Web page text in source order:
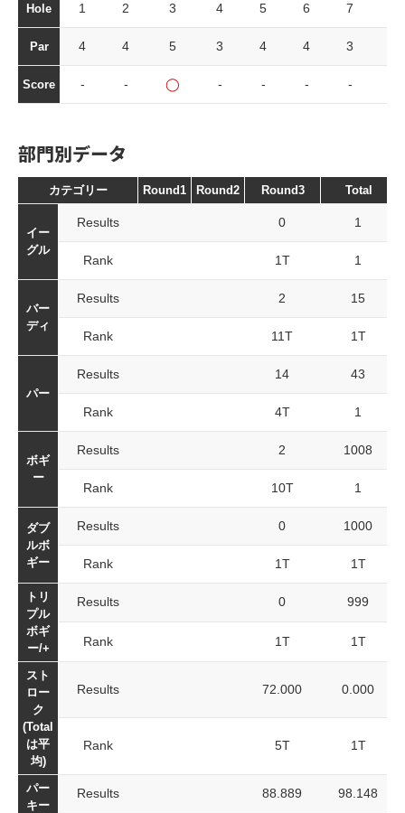
Hole 1 2 3 4 5 6 7
Par 4 4 5 3 4 4 3
Score - - ◯ - - - -
部門別データ
カテゴリー Round1 Round2 Round3 Total
イー
グル
Results 0 1
Rank 1T 1
バー
ディ
Results 2 15
Rank 11T 1T
パー
Results 14 43
Rank 4T 1
ボギ
ー
Results 2 1008
Rank 10T 1
ダブ
ルボ
ギー
Results 0 1000
Rank 1T 1T
トリ
プル
ボギ
ー/+
Results 0 999
Rank 1T 1T
スト
ロー
ク
(Total
は平
均)
Results 72.000 0.000
Rank 5T 1T
パー
キー
Results 88.889 98.148